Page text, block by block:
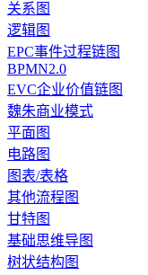
关系图
逻辑图
EPC事件过程链图
BPMN2.0
EVC企业价值链图
魏朱商业模式
平面图
电路图
图表/表格
其他流程图
甘特图
基础思维导图
树状结构图